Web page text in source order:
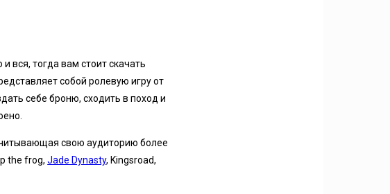
вся, тогда вам стоит скачать
собой ролевую игру от
себе броню, сходить в поход и
свою аудиторию более
the frog,Jade Dynasty, Kingsroad,